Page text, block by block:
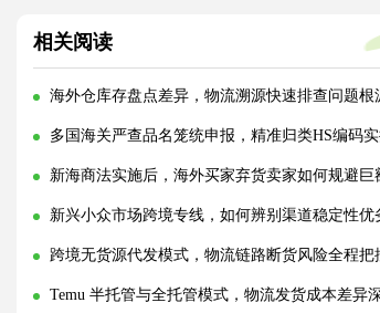
相关阅读
海外仓库存盘点差异，物流溯源快速排查问题根
多国海关严查品名笼统申报，精准归类HS编码
新海商法实施后，海外买家弃货卖家如何规避巨
新兴小众市场跨境专线，如何辨别渠道稳定性优
跨境无货源代发模式，物流链路断货风险全程把
Temu 半托管与全托管模式，物流发货成本差异